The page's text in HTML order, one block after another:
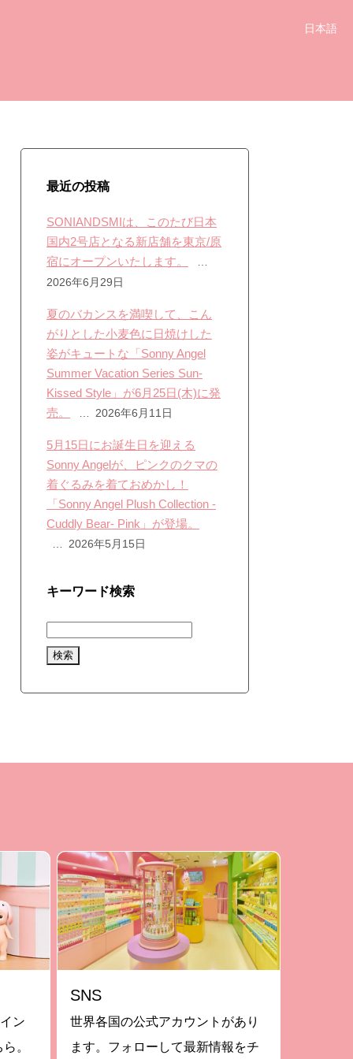
日本語
最近の投稿
SONIANDSMIは、このたび日本
国内2号店となる新店舗を東京/原
宿にオープンいたします。
2026年6月29日
夏のバカンスを満喫して、こん
がりとした小麦色に日焼けした
姿がキュートな「Sonny Angel
Summer Vacation Series Sun-
Kissed Style」が6月25日(木)に発
売。
2026年6月11日
5月15日にお誕生日を迎える
Sonny Angelが、ピンクのクマの
着ぐるみを着ておめかし！
「Sonny Angel Plush Collection -
Cuddly Bear- Pink」が登場。
2026年5月15日
キーワード検索
ン
。
SNS
世界各国の公式アカウントがあり
ます。フォローして最新情報をチ